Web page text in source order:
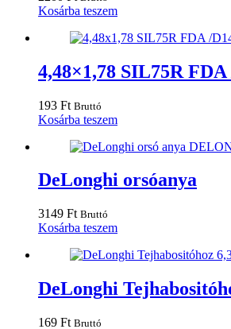
Kosárba teszem
4,48×1,78 SIL75R FDA
193 Ft Bruttó
Kosárba teszem
DeLonghi orsóanya
3149 Ft Bruttó
Kosárba teszem
DeLonghi
169 Ft Bruttó